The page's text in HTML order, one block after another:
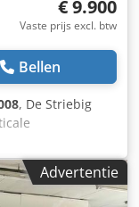
€ 9.900
Vaste prijs excl. btw
Bellen
, De Striebig
met
en is ontworpen
en
Advertentie